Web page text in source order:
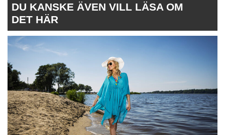
DU KANSKE ÄVEN VILL LÄSA OM
DET HÄR